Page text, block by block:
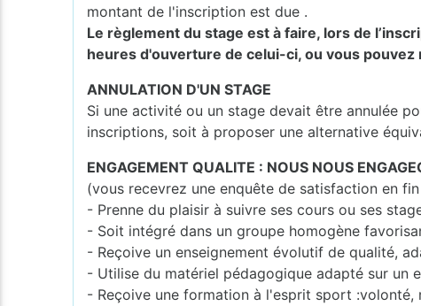
montant de l'inscription est due .
Le règlement du stage est à faire, lors de
heures d'ouverture de celui-ci, ou vous
ANNULATION D'UN STAGE
Si une activité ou un stage devait être annulée
inscriptions, soit à proposer une alternative
ENGAGEMENT QUALITE : NOUS NOUS
(vous recevrez une enquête de satisfaction en
- Prenne du plaisir à suivre ses cours ou ses
- Soit intégré dans un groupe homogène
- Reçoive un enseignement évolutif de qualité,
- Utilise du matériel pédagogique adapté sur un
- Reçoive une formation à l'esprit sport :volonté,